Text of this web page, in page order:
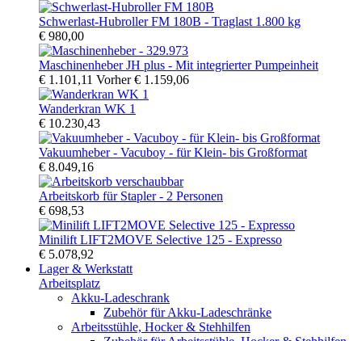
Schwerlast-Hubroller FM 180B - Traglast 1.800 kg
€ 980,00
Maschinenheber JH plus - Mit integrierter Pumpeinheit
€ 1.101,11 Vorher€ 1.159,06
Wanderkran WK 1
€ 10.230,43
Vakuumheber - Vacuboy - für Klein- bis Großformat
€ 8.049,16
Arbeitskorb für Stapler - 2 Personen
€ 698,53
Minilift LIFT2MOVE Selective 125 - Expresso
€ 5.078,92
Lager & Werkstatt
Arbeitsplatz
Akku-Ladeschrank
Zubehör für Akku-Ladeschränke
Arbeitsstühle, Hocker & Stehhilfen